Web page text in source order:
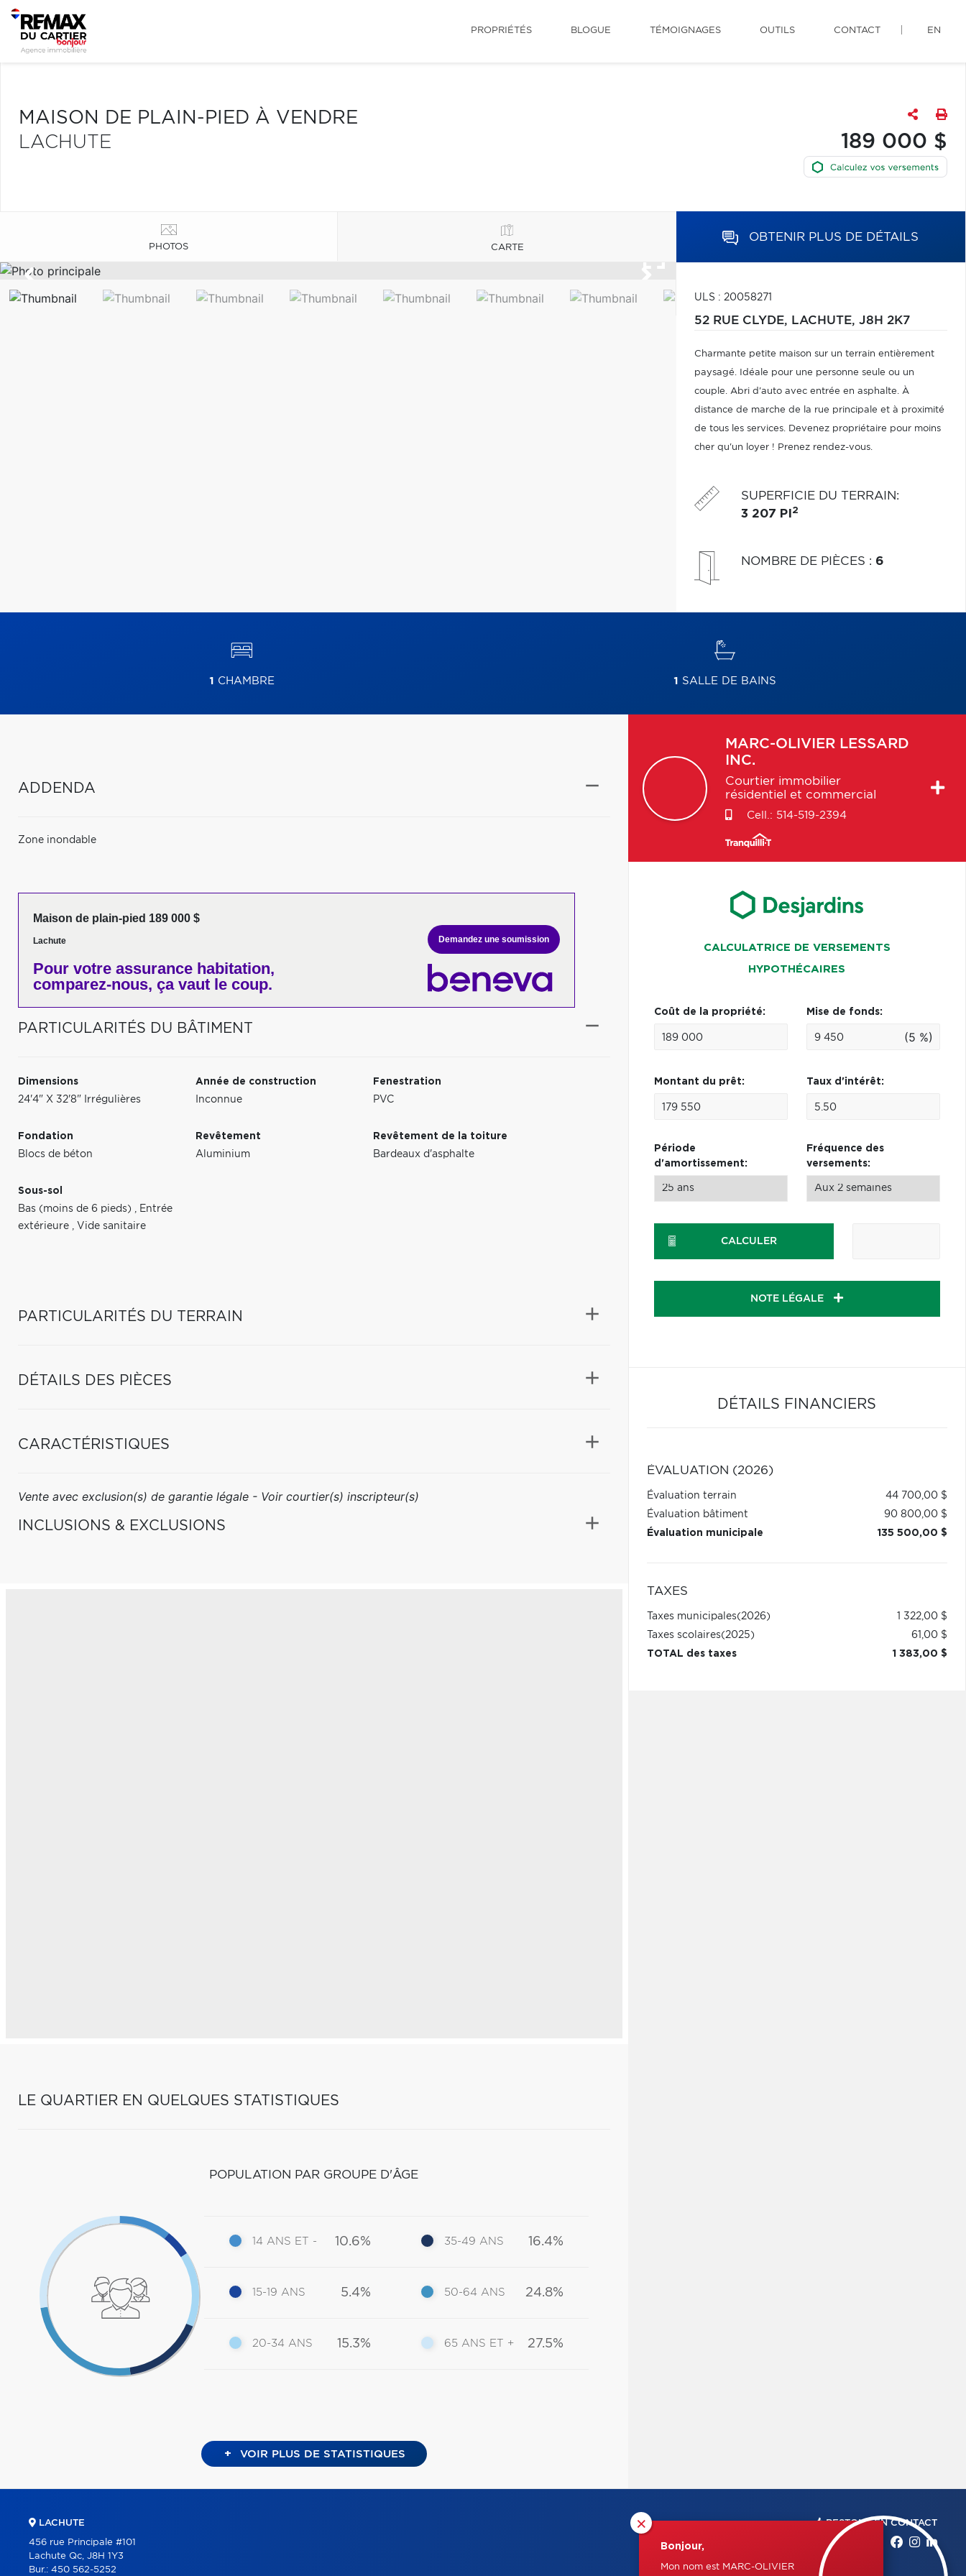
PROPRIÉTÉS BLOGUE TÉMOIGNAGES OUTILS CONTACT EN
MAISON DE PLAIN-PIED À VENDRE
LACHUTE
189 000 $
PHOTOS CARTE
OBTENIR PLUS DE DÉTAILS
ULS : 20058271
52 RUE CLYDE, LACHUTE, J8H 2K7
Charmante petite maison sur un terrain entièrement
paysagé. Idéale pour une personne seule ou un
couple. Abri d'auto avec entrée en asphalte. À
distance de marche de la rue principale et à proximité
de tous les services. Devenez propriétaire pour moins
cher qu'un loyer ! Prenez rendez-vous.
SUPERFICIE DU TERRAIN:
3 207 PI 2
NOMBRE DE PIÈCES : 6
1 CHAMBRE 1 SALLE DE BAINS
ADDENDA
Zone inondable
Maison de plain-pied 189 000 $
Lachute
Pour votre assurance habitation,
comparez-nous, ça vaut le coup.
Demandez une soumission
PARTICULARITÉS DU BÂTIMENT
Dimensions
24'4" X 32'8" Irrégulières
Année de construction
Inconnue
Fenestration
PVC
Fondation
Blocs de béton
Revêtement
Aluminium
Revêtement de la toiture
Bardeaux d'asphalte
Sous-sol
Bas (moins de 6 pieds) , Entrée
extérieure , Vide sanitaire
PARTICULARITÉS DU TERRAIN
DÉTAILS DES PIÈCES
CARACTÉRISTIQUES
Vente avec exclusion(s) de garantie légale - Voir courtier(s) inscripteur(s)
INCLUSIONS & EXCLUSIONS
LE QUARTIER EN QUELQUES STATISTIQUES
POPULATION PAR GROUPE D'ÂGE
14 ANS ET - 10.6%
15-19 ANS 5.4%
20-34 ANS 15.3%
35-49 ANS 16.4%
50-64 ANS 24.8%
65 ANS ET + 27.5%
+ VOIR PLUS DE STATISTIQUES
MARC-OLIVIER LESSARD
INC.
Courtier immobilier
résidentiel et commercial
Cell.: 514-519-2394
CALCULATRICE DE VERSEMENTS
HYPOTHÉCAIRES
Coût de la propriété: Mise de fonds:
(5 %)
Montant du prêt: Taux d'intérêt:
Période
d'amortissement:
Fréquence des
versements:
CALCULER
NOTE LÉGALE
DÉTAILS FINANCIERS
ÉVALUATION (2026)
Évaluation terrain
44 700,00 $
Évaluation bâtiment
90 800,00 $
Évaluation municipale
135 500,00 $
TAXES
Taxes municipales(2026)
1 322,00 $
Taxes scolaires(2025)
61,00 $
TOTAL des taxes
1 383,00 $
×
Bonjour,
Mon nom est MARC-OLIVIER
LACHUTE
456 rue Principale #101
Lachute Qc, J8H 1Y3
Bur.: 450 562-5252
RESTONS EN CONTACT